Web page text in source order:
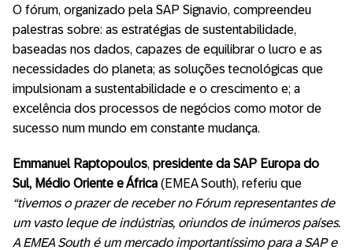
O fórum, organizado pela SAP Signavio, compreendeu
palestras sobre: as estratégias de sustentabilidade,
baseadas nos dados, capazes de equilibrar o lucro e as
necessidades do planeta; as soluções tecnológicas que
impulsionam a sustentabilidade e o crescimento e; a
excelência dos processos de negócios como motor de
sucesso num mundo em constante mudança.
Emmanuel Raptopoulos, presidente da SAP Europa do
Sul, Médio Oriente e África (EMEA South), referiu que
“tivemos o prazer de receber no Fórum representantes de
um vasto leque de indústrias, oriundos de inúmeros países.
A EMEA South é um mercado importantíssimo para a SAP e